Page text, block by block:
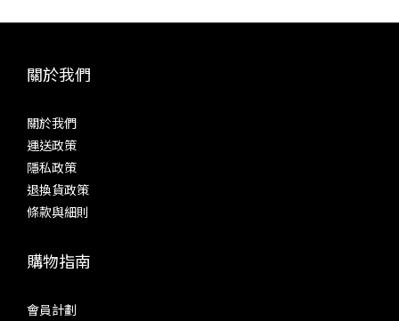
關於我們
關於我們
運送政策
隱私政策
退換貨政策
條款與細則
購物指南
會員計劃